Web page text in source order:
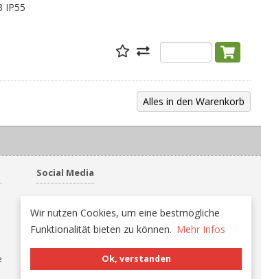
Wir nutzen Cookies, um eine bestmögliche
Funktionalität bieten zu können. Mehr Infos
Ok, verstanden
IP55
Social Media